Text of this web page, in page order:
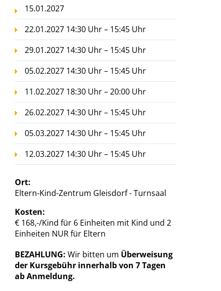
15.01.2027
22.01.2027 14:30 Uhr – 15:45 Uhr
29.01.2027 14:30 Uhr – 15:45 Uhr
05.02.2027 14:30 Uhr – 15:45 Uhr
11.02.2027 18:30 Uhr – 20:00 Uhr
26.02.2027 14:30 Uhr – 15:45 Uhr
05.03.2027 14:30 Uhr – 15:45 Uhr
12.03.2027 14:30 Uhr – 15:45 Uhr
Ort:
Eltern-Kind-Zentrum Gleisdorf - Turnsaal
Kosten:
€ 168,-/Kind für 6 Einheiten mit Kind und 2
Einheiten NUR für Eltern
BEZAHLUNG: Wir bitten um Überweisung
der Kursgebühr innerhalb von 7 Tagen
ab Anmeldung.